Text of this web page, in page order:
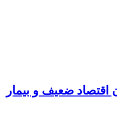
اقتصاد ضعیف و بیمار